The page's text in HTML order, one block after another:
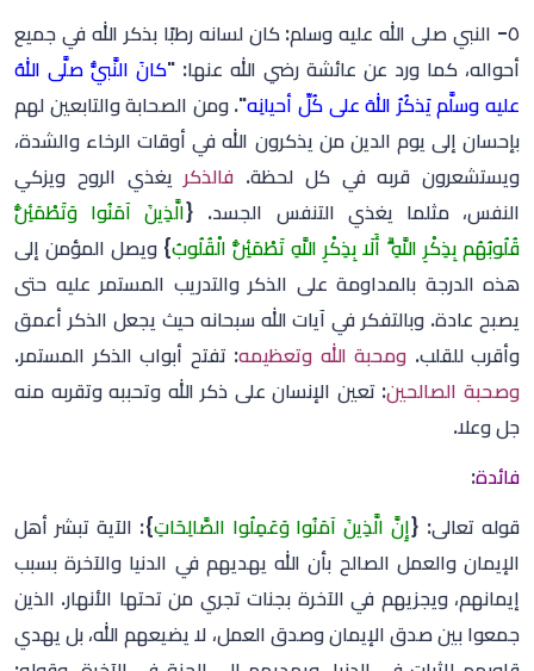
٥- النبي صلى الله عليه وسلم: كان لسانه رطبًا بذكر الله في جميع
أحواله، كما ورد عن عائشة رضي الله عنها: "كانَ النَّبيُّ صلَّى اللهُ
عليه وسلَّم يَذكُرُ اللهَ على كُلِّ أحيانِه". ومن الصحابة والتابعين لهم
بإحسان إلى يوم الدين من يذكرون الله في أوقات الرخاء والشدة،
ويستشعرون قربه في كل لحظة. فالذكر يغذي الروح ويزكي
النفس، مثلما يغذي التنفس الجسد. {الَّذِينَ آمَنُوا وَتَطْمَئِنُّ
قُلُوبُهُم بِذِكْرِ اللَّهِ ۗ أَلَا بِذِكْرِ اللَّهِ تَطْمَئِنُّ الْقُلُوبُ} ويصل المؤمن إلى
هذه الدرجة بالمداومة على الذكر والتدريب المستمر عليه حتى
يصبح عادة. وبالتفكر في آيات الله سبحانه حيث يجعل الذكر أعمق
وأقرب للقلب. ومحبة الله وتعظيمه: تفتح أبواب الذكر المستمر.
وصحبة الصالحين: تعين الإنسان على ذكر الله وتحببه وتقربه منه
جل وعلا.
فائدة:
قوله تعالى: {إِنَّ الَّذِينَ آمَنُوا وَعَمِلُوا الصَّالِحَاتِ}: الآية تبشر أهل
الإيمان والعمل الصالح بأن الله يهديهم في الدنيا والآخرة بسبب
إيمانهم، ويجزيهم في الآخرة بجنات تجري من تحتها الأنهار. الذين
جمعوا بين صدق الإيمان وصدق العمل، لا يضيعهم الله، بل يهدي